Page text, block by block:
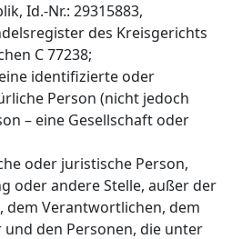
Id.-Nr.: 29315883,
des Kreisgerichts
C 77238;
identifizierte oder
Person (nicht jedoch
– eine Gesellschaft oder
oder juristische Person,
oder andere Stelle, außer der
dem Verantwortlichen, dem
den Personen, die unter